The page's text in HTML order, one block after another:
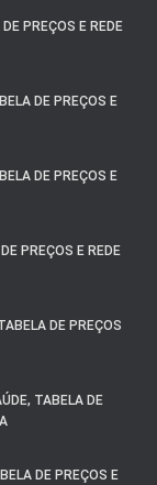
PREÇOS E REDE
DE PREÇOS E
DE PREÇOS E
PREÇOS E REDE
DE PREÇOS
TABELA DE
DE PREÇOS E